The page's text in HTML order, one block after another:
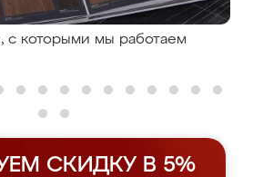
с которыми мы работаем
СКИДКУ В 5%